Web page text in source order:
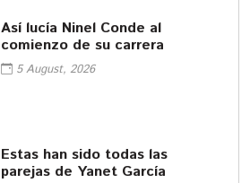
Así lucía Ninel Conde al
comienzo de su carrera
5 August, 2026
Estas han sido todas las
parejas de Yanet García